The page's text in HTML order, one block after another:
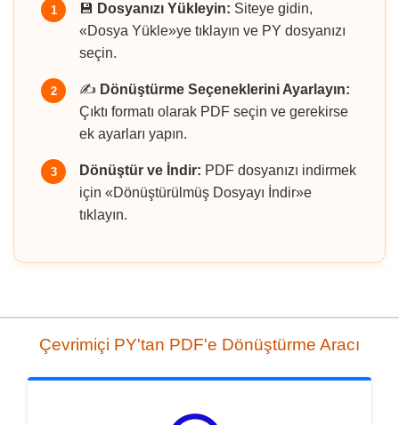
1 💾 Dosyanızı Yükleyin: Siteye gidin,
«Dosya Yükle»ye tıklayın ve PY dosyanızı
seçin.
2 ✍️ Dönüştürme Seçeneklerini Ayarlayın:
Çıktı formatı olarak PDF seçin ve gerekirse
ek ayarları yapın.
3 Dönüştür ve İndir: PDF dosyanızı indirmek
için «Dönüştürülmüş Dosyayı İndir»e
tıklayın.
Çevrimiçi PY'tan PDF'e Dönüştürme Aracı